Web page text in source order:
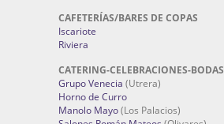
CAFETERÍAS/BARES DE COPAS
Iscariote
Riviera
CATERING-CELEBRACIONES-BODAS
Grupo Venecia (Utrera)
Horno de Curro
Manolo Mayo(Los Palacios)